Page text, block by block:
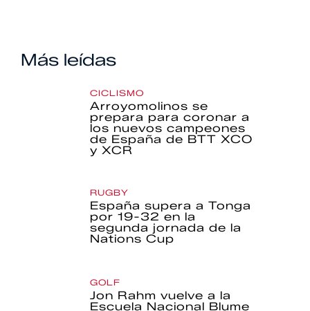
Más leídas
CICLISMO
Arroyomolinos se
prepara para coronar a
los nuevos campeones
de España de BTT XCO
y XCR
RUGBY
España supera a Tonga
por 19-32 en la
segunda jornada de la
Nations Cup
GOLF
Jon Rahm vuelve a la
Escuela Nacional Blume